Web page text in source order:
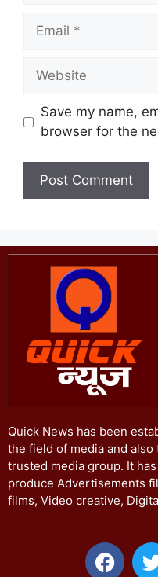
Save my name,
browser for the
Quick News has been
the field of media and
trusted media group. It
produce Advertisements
films, Video creative,